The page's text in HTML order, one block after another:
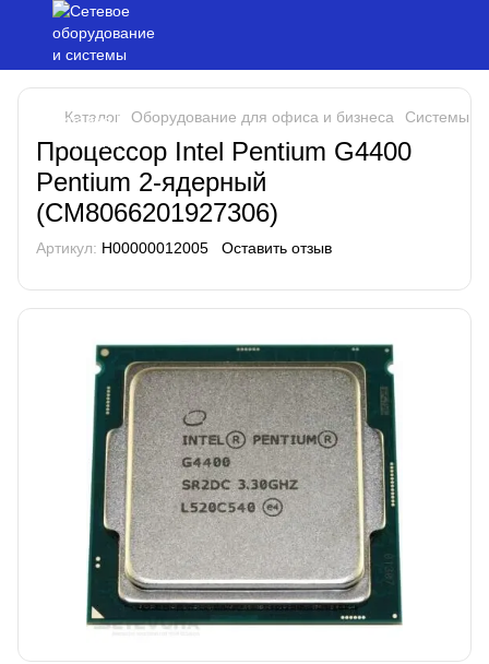
Каталог Оборудование для офиса и бизнеса Системы
Процессор Intel Pentium G4400
Pentium 2-ядерный
(CM8066201927306)
Артикул: H00000012005 Оставить отзыв